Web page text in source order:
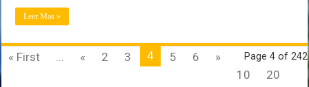
Leer Mas »
Page 4 of 242
« First ... « 2 3 4 5 6
»
10
20